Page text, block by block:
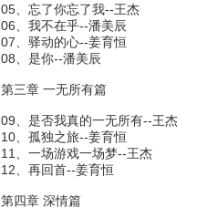
05、忘了你忘了我--王杰
06、我不在乎--潘美辰
07、驿动的心--姜育恒
08、是你--潘美辰
第三章 一无所有篇
09、是否我真的一无所有--王杰
10、孤独之旅--姜育恒
11、一场游戏一场梦--王杰
12、再回首--姜育恒
第四章 深情篇